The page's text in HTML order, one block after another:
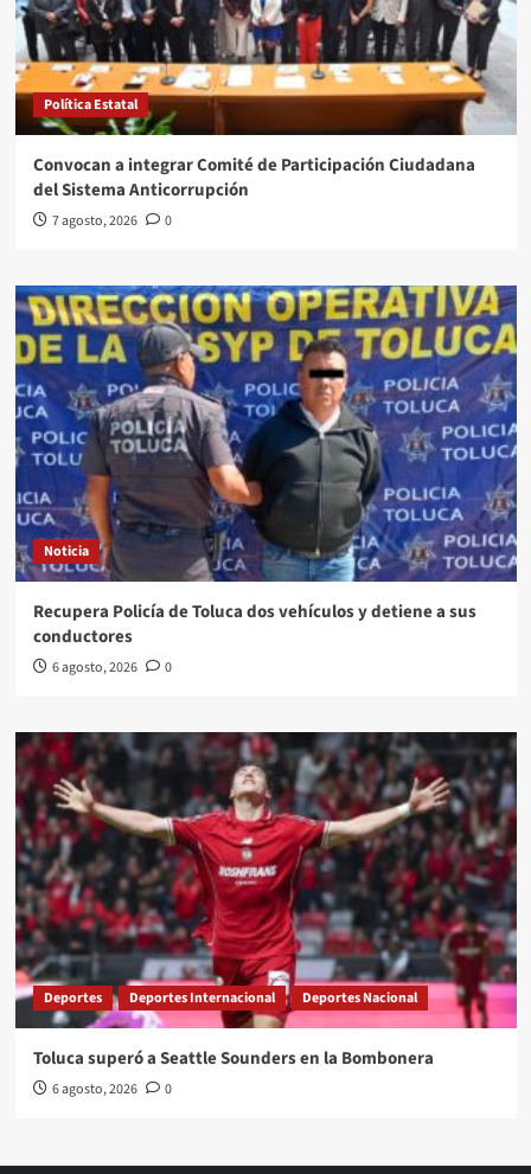
Política Estatal
Convocan a integrar Comité de Participación Ciudadana
del Sistema Anticorrupción
7 agosto, 2026 0
Noticia
Recupera Policía de Toluca dos vehículos y detiene a sus
conductores
6 agosto, 2026 0
Deportes Deportes Internacional Deportes Nacional
Toluca superó a Seattle Sounders en la Bombonera
6 agosto, 2026 0